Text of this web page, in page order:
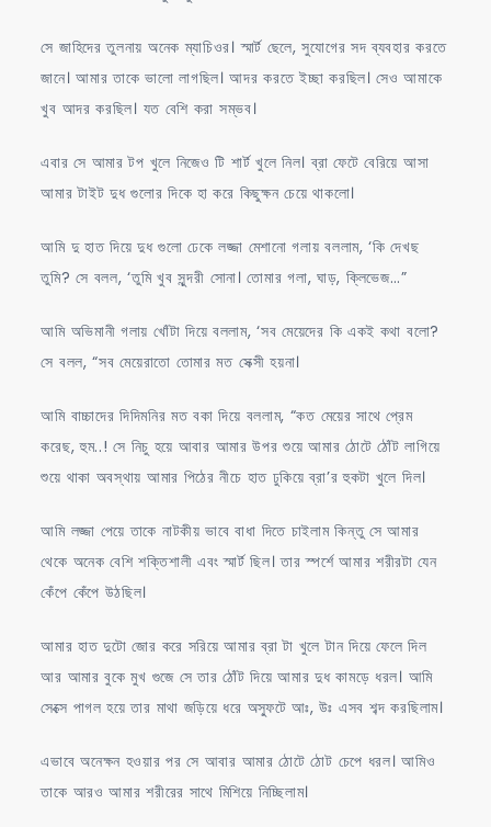
সে জাহিদের তুলনায় অনেক ম্যাচিওর। স্মার্ট ছেলে, সুযোগের সদ ব্যবহার করতে
জানে। আমার তাকে ভালো লাগছিল। আদর করতে ইচ্ছা করছিল। সেও আমাকে
খুব আদর করছিল। যত বেশি করা সম্ভব।
এবার সে আমার টপ খুলে নিজেও টি শার্ট খুলে নিল। ব্রা ফেটে বেরিয়ে আসা
আমার টাইট দুধ গুলোর দিকে হা করে কিছুক্ষন চেয়ে থাকলো।
আমি দু হাত দিয়ে দুধ গুলো ঢেকে লজ্জা মেশানো গলায় বললাম, ‘কি দেখছ
তুমি? সে বলল, ‘তুমি খুব সুন্দরী সোনা। তোমার গলা, ঘাড়, ক্লিভেজ…”
আমি অভিমানী গলায় খোঁটা দিয়ে বললাম, ‘সব মেয়েদের কি একই কথা বলো?
সে বলল, “সব মেয়েরাতো তোমার মত সেক্সী হয়না।
আমি বাচ্চাদের দিদিমনির মত বকা দিয়ে বললাম, “কত মেয়ের সাথে প্রেম
করেছ, হুম..! সে নিচু হয়ে আবার আমার উপর শুয়ে আমার ঠোটে ঠোঁট লাগিয়ে
শুয়ে থাকা অবস্থায় আমার পিঠের নীচে হাত ঢুকিয়ে ব্রা’র হুকটা খুলে দিল।
আমি লজ্জা পেয়ে তাকে নাটকীয় ভাবে বাধা দিতে চাইলাম কিন্তু সে আমার
থেকে অনেক বেশি শক্তিশালী এবং স্মার্ট ছিল। তার স্পর্শে আমার শরীরটা যেন
কেঁপে কেঁপে উঠছিল।
আমার হাত দুটো জোর করে সরিয়ে আমার ব্রা টা খুলে টান দিয়ে ফেলে দিল
আর আমার বুকে মুখ গুজে সে তার ঠোঁট দিয়ে আমার দুধ কামড়ে ধরল। আমি
সেক্সে পাগল হয়ে তার মাথা জড়িয়ে ধরে অস্ফুটে আঃ, উঃ এসব শব্দ করছিলাম।
এভাবে অনেক্ষন হওয়ার পর সে আবার আমার ঠোটে ঠোট চেপে ধরল। আমিও
তাকে আরও আমার শরীরের সাথে মিশিয়ে নিচ্ছিলাম।